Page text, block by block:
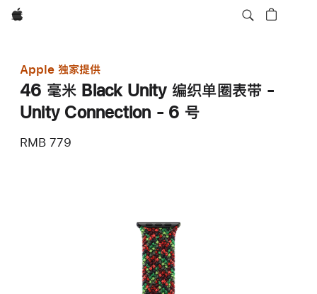
Apple
Apple 独家提供
46 毫米 Black Unity 编织单圈表带 -
Unity Connection - 6 号
RMB 779